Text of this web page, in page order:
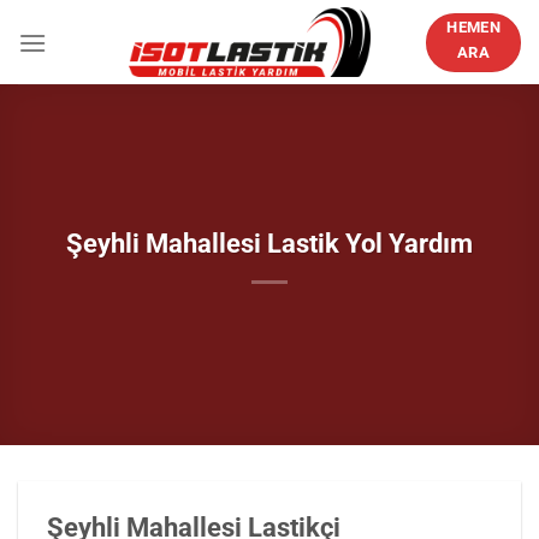
atla
HEMEN
ARA
Şeyhli Mahallesi Lastik Yol Yardım
Şeyhli Mahallesi Lastikçi